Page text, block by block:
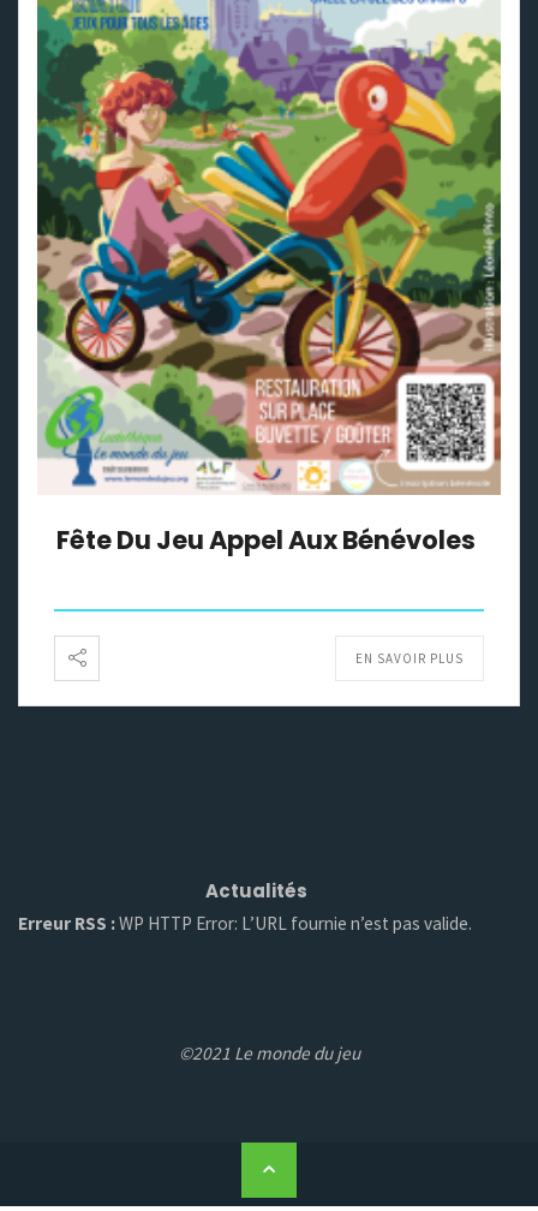
Fête Du Jeu Appel Aux Bénévoles
EN SAVOIR PLUS
Actualités
Erreur RSS :WP HTTP Error: L’URL fournie n’est pas valide.
©2021 Le monde du jeu
Back
to